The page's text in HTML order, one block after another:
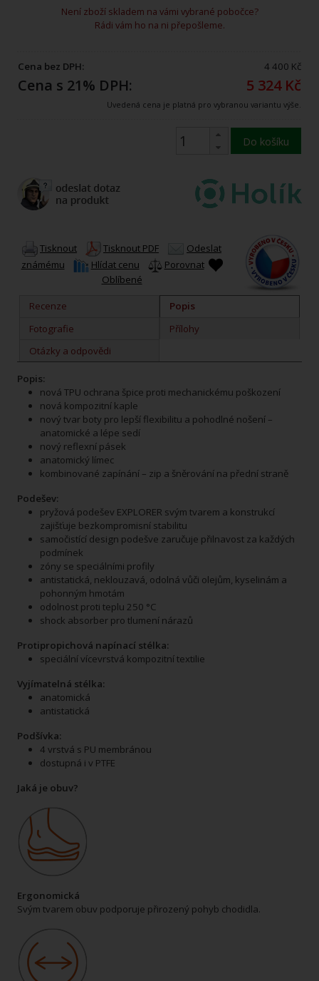
Není zboží skladem na vámi vybrané pobočce?
Rádi vám ho na ni přepošleme.
Cena bez DPH: 4 400 Kč
Cena s 21% DPH: 5 324 Kč
Uvedená cena je platná pro vybranou variantu výše.
Do košíku
Tisknout Tisknout PDF
Odeslat
známému
Hlídat cenu
Porovnat
Oblíbené
Recenze
Popis
Fotografie
Přílohy
Otázky a odpovědi
Popis:
nová TPU ochrana špice proti mechanickému poškození
nová kompozitní kaple
nový tvar boty pro lepší flexibilitu a pohodlné nošení –
anatomické a lépe sedí
nový reflexní pásek
anatomický límec
kombinované zapínání – zip a šněrování na přední straně
Podešev:
pryžová podešev EXPLORER svým tvarem a konstrukcí
zajišťuje bezkompromisní stabilitu
samočistící design podešve zaručuje přilnavost za každých
podmínek
zóny se speciálními profily
antistatická, neklouzavá, odolná vůči olejům, kyselinám a
pohonným hmotám
odolnost proti teplu 250 °C
shock absorber pro tlumení nárazů
Protipropichová napínací stélka:
speciální vícevrstvá kompozitní textilie
Vyjímatelná stélka:
anatomická
antistatická
Podšívka:
4 vrstvá s PU membránou
dostupná i v PTFE
Jaká je obuv?
Ergonomická
Svým tvarem obuv podporuje přirozený pohyb chodidla.